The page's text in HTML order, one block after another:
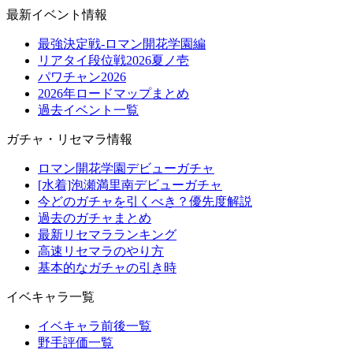
最新イベント情報
最強決定戦-ロマン開花学園編
リアタイ段位戦2026夏ノ壱
パワチャン2026
2026年ロードマップまとめ
過去イベント一覧
ガチャ・リセマラ情報
ロマン開花学園デビューガチャ
[水着]泡瀬満里南デビューガチャ
今どのガチャを引くべき？優先度解説
過去のガチャまとめ
最新リセマラランキング
高速リセマラのやり方
基本的なガチャの引き時
イベキャラ一覧
イベキャラ前後一覧
野手評価一覧